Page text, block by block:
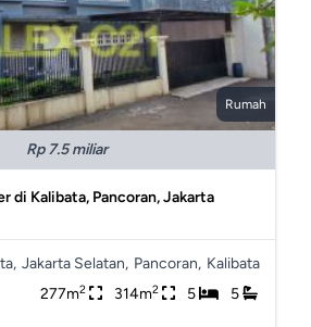
Rumah
Rp 7.5 miliar
di Kalibata, Pancoran, Jakarta
Jakarta Selatan, Pancoran, Kalibata
277m2 314m2 5 5